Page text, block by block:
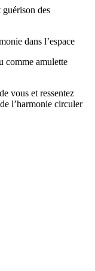
des
dans l’espace
comme amulette
vous et ressentez
l’harmonie circuler